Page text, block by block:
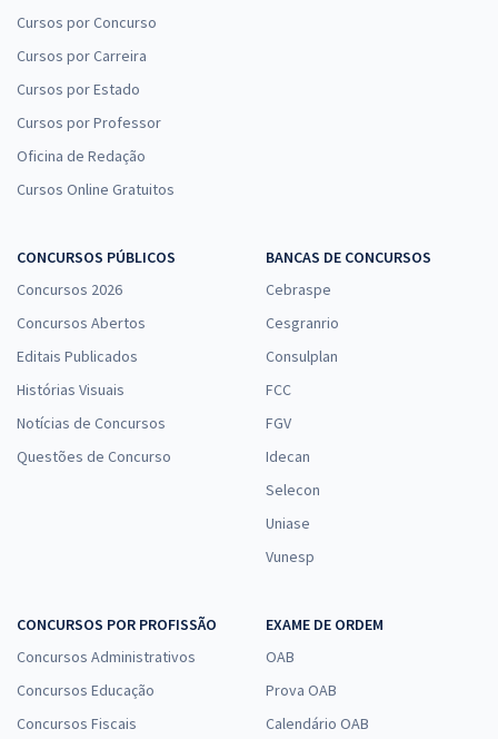
Cursos por Concurso
Cursos por Carreira
Cursos por Estado
Cursos por Professor
Oficina de Redação
Cursos Online Gratuitos
CONCURSOS PÚBLICOS
Concursos 2026
Concursos Abertos
Editais Publicados
Histórias Visuais
Notícias de Concursos
Questões de Concurso
BANCAS DE CONCURSOS
Cebraspe
Cesgranrio
Consulplan
FCC
FGV
Idecan
Selecon
Uniase
Vunesp
CONCURSOS POR PROFISSÃO
Concursos Administrativos
Concursos Educação
Concursos Fiscais
EXAME DE ORDEM
OAB
Prova OAB
Calendário OAB